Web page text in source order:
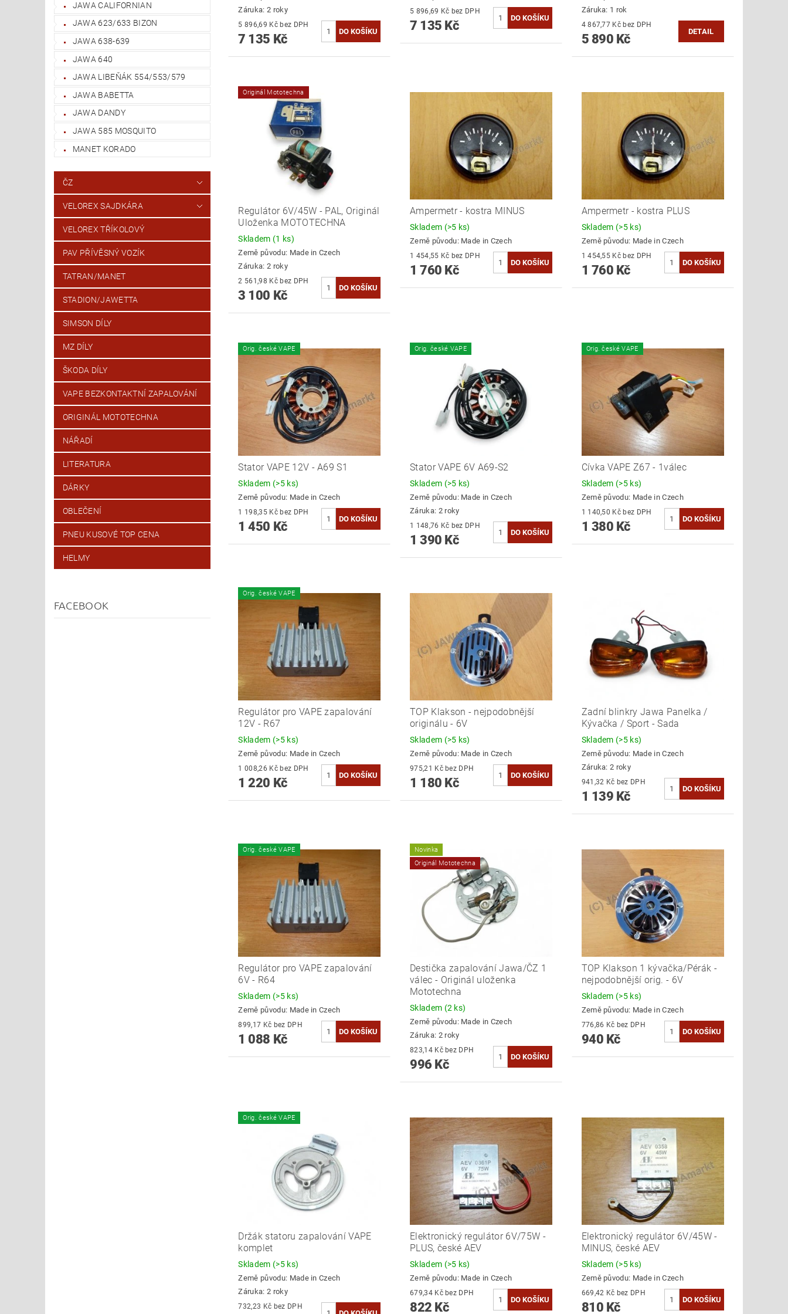
JAWA CALIFORNIAN
JAWA 623/633 BIZON
JAWA 638-639
JAWA 640
JAWA LIBEŇÁK 554/553/579
JAWA BABETTA
JAWA DANDY
JAWA 585 MOSQUITO
MANET KORADO
ČZ
VELOREX SAJDKÁRA
VELOREX TŘÍKOLOVÝ
PAV PŘÍVĚSNÝ VOZÍK
TATRAN/MANET
STADION/JAWETTA
SIMSON DÍLY
MZ DÍLY
ŠKODA DÍLY
VAPE BEZKONTAKTNÍ ZAPALOVÁNÍ
ORIGINÁL MOTOTECHNA
NÁŘADÍ
LITERATURA
DÁRKY
OBLEČENÍ
PNEU KUSOVÉ TOP CENA
HELMY
FACEBOOK
Záruka: 2 roky
5 896,69 Kč bez DPH
7 135 Kč
5 896,69 Kč bez DPH
7 135 Kč
Záruka: 1 rok
4 867,77 Kč bez DPH
5 890 Kč
DETAIL
Originál Mototechna
Regulátor 6V/45W - PAL, Originál
Uloženka MOTOTECHNA
Skladem (1 ks)
Země původu: Made in Czech
Záruka: 2 roky
2 561,98 Kč bez DPH
3 100 Kč
Ampermetr - kostra MINUS
Skladem (>5 ks)
Země původu: Made in Czech
1 454,55 Kč bez DPH
1 760 Kč
Ampermetr - kostra PLUS
Skladem (>5 ks)
Země původu: Made in Czech
1 454,55 Kč bez DPH
1 760 Kč
Orig. české VAPE
Stator VAPE 12V - A69 S1
Skladem (>5 ks)
Země původu: Made in Czech
1 198,35 Kč bez DPH
1 450 Kč
Orig. české VAPE
Stator VAPE 6V A69-S2
Skladem (>5 ks)
Země původu: Made in Czech
Záruka: 2 roky
1 148,76 Kč bez DPH
1 390 Kč
Orig. české VAPE
Cívka VAPE Z67 - 1válec
Skladem (>5 ks)
Země původu: Made in Czech
1 140,50 Kč bez DPH
1 380 Kč
Orig. české VAPE
Regulátor pro VAPE zapalování
12V - R67
Skladem (>5 ks)
Země původu: Made in Czech
1 008,26 Kč bez DPH
1 220 Kč
TOP Klakson - nejpodobnější
originálu - 6V
Skladem (>5 ks)
Země původu: Made in Czech
975,21 Kč bez DPH
1 180 Kč
Zadní blinkry Jawa Panelka /
Kývačka / Sport - Sada
Skladem (>5 ks)
Země původu: Made in Czech
Záruka: 2 roky
941,32 Kč bez DPH
1 139 Kč
Orig. české VAPE
Regulátor pro VAPE zapalování
6V - R64
Skladem (>5 ks)
Země původu: Made in Czech
899,17 Kč bez DPH
1 088 Kč
Novinka
Originál Mototechna
Destička zapalování Jawa/ČZ 1
válec - Originál uloženka
Mototechna
Skladem (2 ks)
Země původu: Made in Czech
Záruka: 2 roky
823,14 Kč bez DPH
996 Kč
TOP Klakson 1 kývačka/Pérák -
nejpodobnější orig. - 6V
Skladem (>5 ks)
Země původu: Made in Czech
776,86 Kč bez DPH
940 Kč
Orig. české VAPE
Držák statoru zapalování VAPE
komplet
Skladem (>5 ks)
Země původu: Made in Czech
Záruka: 2 roky
732,23 Kč bez DPH
Elektronický regulátor 6V/75W -
PLUS, české AEV
Skladem (>5 ks)
Země původu: Made in Czech
679,34 Kč bez DPH
822 Kč
Elektronický regulátor 6V/45W -
MINUS, české AEV
Skladem (>5 ks)
Země původu: Made in Czech
669,42 Kč bez DPH
810 Kč